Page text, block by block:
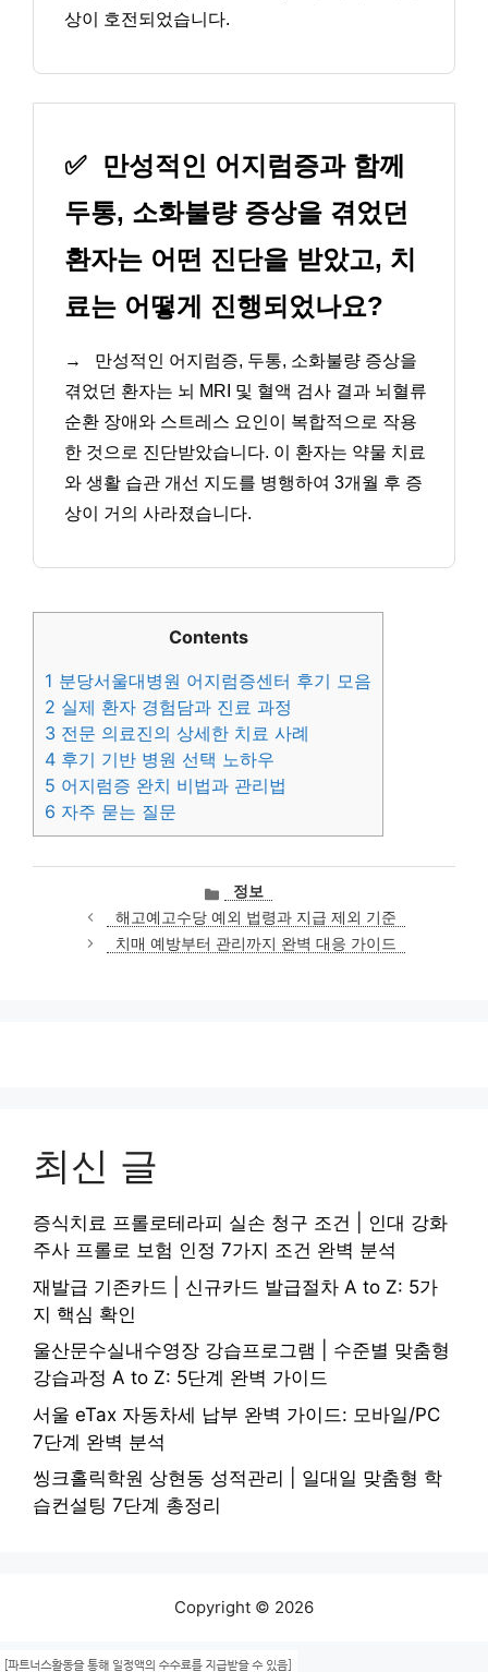
상이 호전되었습니다.
✅
만성적인 어지럼증과 함께
두통, 소화불량 증상을 겪었던
환자는 어떤 진단을 받았고, 치
료는 어떻게 진행되었나요?
→
만성적인 어지럼증, 두통, 소화불량 증상을
겪었던 환자는 뇌 MRI 및 혈액 검사 결과 뇌혈류
순환 장애와 스트레스 요인이 복합적으로 작용
한 것으로 진단받았습니다. 이 환자는 약물 치료
와 생활 습관 개선 지도를 병행하여 3개월 후 증
상이 거의 사라졌습니다.
Contents
1 분당서울대병원 어지럼증센터 후기 모음
2 실제 환자 경험담과 진료 과정
3 전문 의료진의 상세한 치료 사례
4 후기 기반 병원 선택 노하우
5 어지럼증 완치 비법과 관리법
6 자주 묻는 질문
카
테
고
리
정보
해고예고수당 예외 법령과 지급 제외 기준
치매 예방부터 관리까지 완벽 대응 가이드
최신 글
증식치료 프롤로테라피 실손 청구 조건 | 인대 강화
주사 프롤로 보험 인정 7가지 조건 완벽 분석
재발급 기존카드 | 신규카드 발급절차 A to Z: 5가
지 핵심 확인
울산문수실내수영장 강습프로그램 | 수준별 맞춤형
강습과정 A to Z: 5단계 완벽 가이드
서울 eTax 자동차세 납부 완벽 가이드: 모바일/PC
7단계 완벽 분석
씽크홀릭학원 상현동 성적관리 | 일대일 맞춤형 학
습컨설팅 7단계 총정리
Copyright © 2026